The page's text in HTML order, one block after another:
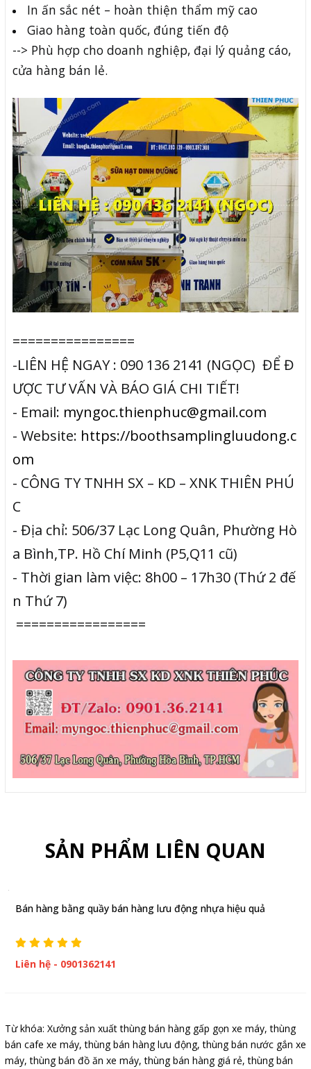
In ấn sắc nét – hoàn thiện thẩm mỹ cao
Giao hàng toàn quốc, đúng tiến độ
--> Phù hợp cho doanh nghiệp, đại lý quảng cáo,
cửa hàng bán lẻ.
================
-LIÊN HỆ NGAY : 090 136 2141 (NGỌC) ĐỂ Đ
ƯỢC TƯ VẤN VÀ BÁO GIÁ CHI TIẾT!
- Email: myngoc.thienphuc@gmail.com
- Website: https://boothsamplingluudong.c
om
- CÔNG TY TNHH SX – KD – XNK THIÊN PHÚ
C
- Địa chỉ: 506/37 Lạc Long Quân, Phường Hò
a Bình,TP. Hồ Chí Minh (P5,Q11 cũ)
- Thời gian làm việc: 8h00 – 17h30 (Thứ 2 đế
n Thứ 7)
=================
SẢN PHẨM LIÊN QUAN
Bán hàng bằng quầy bán hàng lưu động nhựa hiệu quả
Liên hệ - 0901362141
Từ khóa: Xưởng sản xuất thùng bán hàng gấp gọn xe máy,thùng
bán cafe xe máy,thùng bán hàng lưu động,thùng bán nước gắn xe
máy,thùng bán đồ ăn xe máy,thùng bán hàng giá rẻ,thùng bán